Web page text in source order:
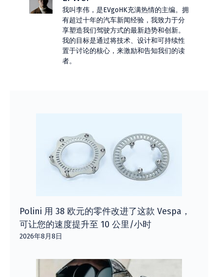
我叫李伟，是EVgoHK充满热情的主编。拥
有超过十年的汽车新闻经验，我致力于分
享塑造我们驾驶方式的最新趋势和创新。
我的目标是通过将技术、设计和可持续性
置于讨论的核心，来激励和告知我们的读
者。
Polini 用 38 欧元的零件改进了这款 Vespa，
可让您的速度提升至 10 公里/小时
2026年8月8日